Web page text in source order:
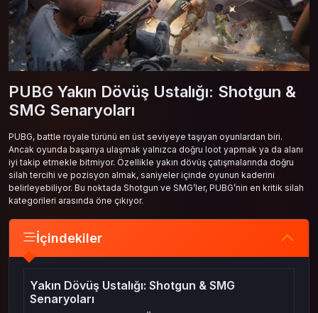
PUBG Yakın Dövüş Ustalığı: Shotgun &
SMG Senaryoları
PUBG, battle royale türünü en üst seviyeye taşıyan oyunlardan biri.
Ancak oyunda başarıya ulaşmak yalnızca doğru loot yapmak ya da alanı
iyi takip etmekle bitmiyor. Özellikle yakın dövüş çatışmalarında doğru
silah tercihi ve pozisyon almak, saniyeler içinde oyunun kaderini
belirleyebiliyor. Bu noktada Shotgun ve SMG’ler, PUBG’nin en kritik silah
kategorileri arasında öne çıkıyor.
İçindekiler
Yakın Dövüş Ustalığı: Shotgun & SMG
Senaryoları